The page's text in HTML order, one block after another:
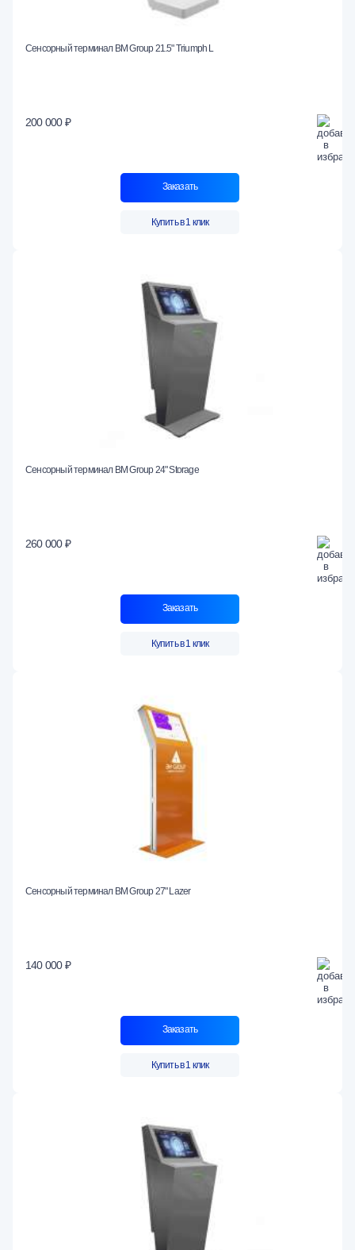
Сенсорный терминал BM Group 21.5" Triumph L
200 000 ₽
Заказать
Купить в 1 клик
Сенсорный терминал BM Group 24" Storage
260 000 ₽
Заказать
Купить в 1 клик
Сенсорный терминал BM Group 27" Lazer
140 000 ₽
Заказать
Купить в 1 клик